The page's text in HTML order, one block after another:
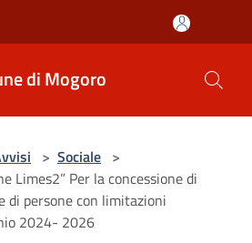
di Mogoro
> Sociale >
Limes2” Per la concessione di
di persone con limitazioni
2024- 2026